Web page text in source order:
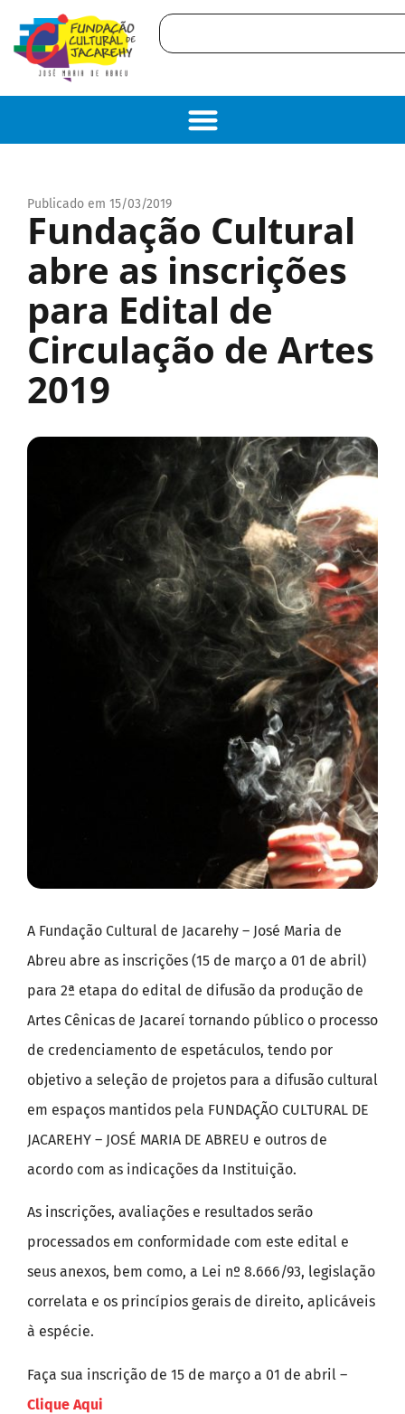
Publicado em 15/03/2019
Fundação Cultural
abre as inscrições
para Edital de
Circulação de Artes
2019
A Fundação Cultural de Jacarehy – José Maria de
Abreu abre as inscrições (15 de março a 01 de abril)
para 2ª etapa do edital de difusão da produção de
Artes Cênicas de Jacareí tornando público o processo
de credenciamento de espetáculos, tendo por
objetivo a seleção de projetos para a difusão cultural
em espaços mantidos pela FUNDAÇÃO CULTURAL DE
JACAREHY – JOSÉ MARIA DE ABREU e outros de
acordo com as indicações da Instituição.
As inscrições, avaliações e resultados serão
processados em conformidade com este edital e
seus anexos, bem como, a Lei nº 8.666/93, legislação
correlata e os princípios gerais de direito, aplicáveis
à espécie.
Faça sua inscrição de 15 de março a 01 de abril –
Clique Aqui